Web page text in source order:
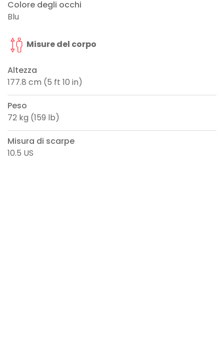
Colore degli occhi
Blu
Misure del corpo
Altezza
177.8 cm (5 ft 10 in)
Peso
72 kg (159 lb)
Misura di scarpe
10.5 US